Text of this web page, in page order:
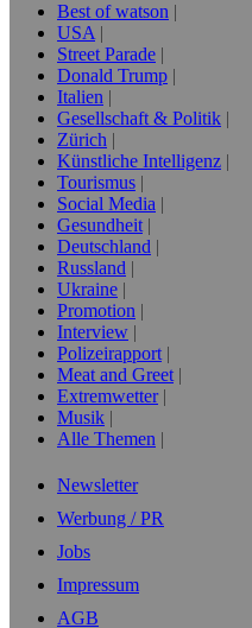
Best of watson
USA
Street Parade
Donald Trump
Italien
Gesellschaft & Politik
Zürich
Künstliche Intelligenz
Tourismus
Social Media
Gesundheit
Deutschland
Russland
Ukraine
Promotion
Interview
Polizeirapport
Meat and Greet
Extremwetter
Musik
Alle Themen
Newsletter
Werbung / PR
Jobs
Impressum
AGB